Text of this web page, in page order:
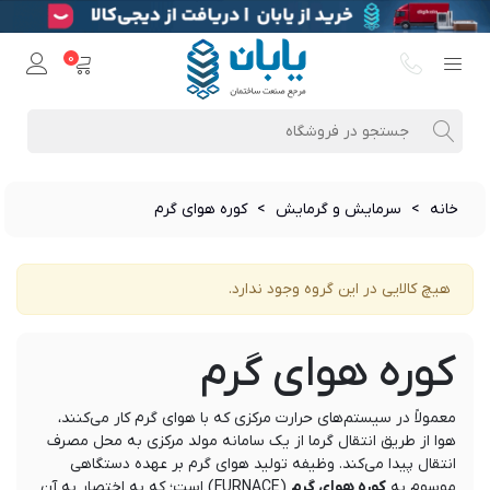
0
خانه > سرمایش و گرمایش > کوره هوای گرم
هیچ کالایی در این گروه وجود ندارد.
کوره هوای گرم
معمولاً در سیستم‌های حرارت مرکزی که با هوای گرم کار می‌کنند،
هوا از طریق انتقال گرما از یک سامانه مولد مرکزی به محل مصرف
انتقال پیدا می‌کند. وظیفه تولید هوای گرم بر عهده دستگاهی